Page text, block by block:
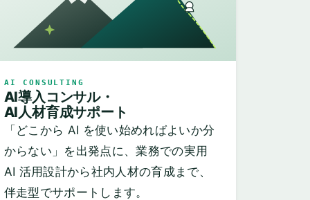
AI CONSULTING
AI導入コンサル・
AI人材育成サポート
「どこから AI を使い始めればよいか分
からない」を出発点に、業務での実用
AI 活用設計から社内人材の育成まで、
伴走型でサポートします。